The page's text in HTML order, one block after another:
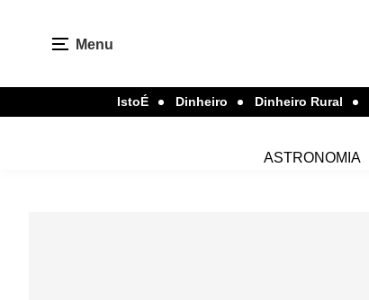
Menu
IstoÉ Dinheiro Dinheiro Rural
ASTRONOMIA